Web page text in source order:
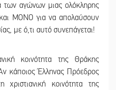
των αγώνων μιας ολόκληρης
ΜΟΝΟ για να απολαύσουν
με ό,τι αυτό συνεπάγεται!
κοινότητα της Θράκης
κάποιος Έλληνας Πρόεδρος
χριστιανική κοινότητα της